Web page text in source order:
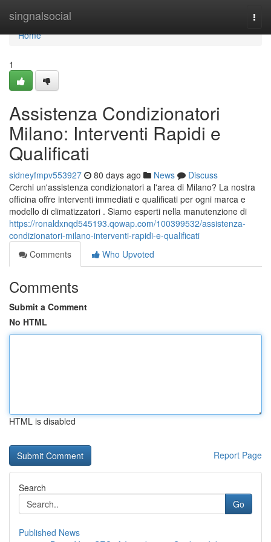
singnalsocial
Home
Home
1
Assistenza Condizionatori
Milano: Interventi Rapidi e
Qualificati
sidneyfmpv553927 80 days ago News
Discuss
Cerchi un'assistenza condizionatori a l'area di Milano? La nostra
officina offre interventi immediati e qualificati per ogni marca e
modello di climatizzatori . Siamo esperti nella manutenzione di
https://ronaldxnqd545193.qowap.com/100399532/assistenza-
condizionatori-milano-interventi-rapidi-e-qualificati
Comments
Who Upvoted
Comments
Submit a Comment
No HTML
HTML is disabled
Report Page
Search
Go
Published News